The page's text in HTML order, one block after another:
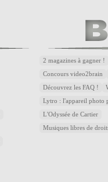
2 magazines à gagner !
Concours video2brain
Découvrez les FAQ !
Lytro : l'appareil photo
L'Odyssée de Cartier
Musiques libres de